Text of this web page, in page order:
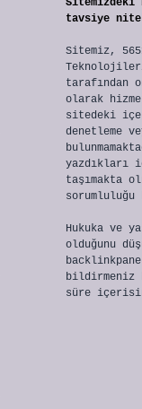
tavsiye
Sitemiz,
tarafından
olarak
sitedeki
denetleme
yazdıkları
taşımakta
Hukuka ve
olduğunu
süre